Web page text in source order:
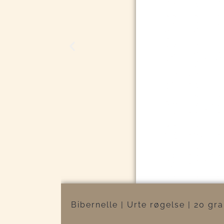
Bibernelle | Urte røgelse | 20